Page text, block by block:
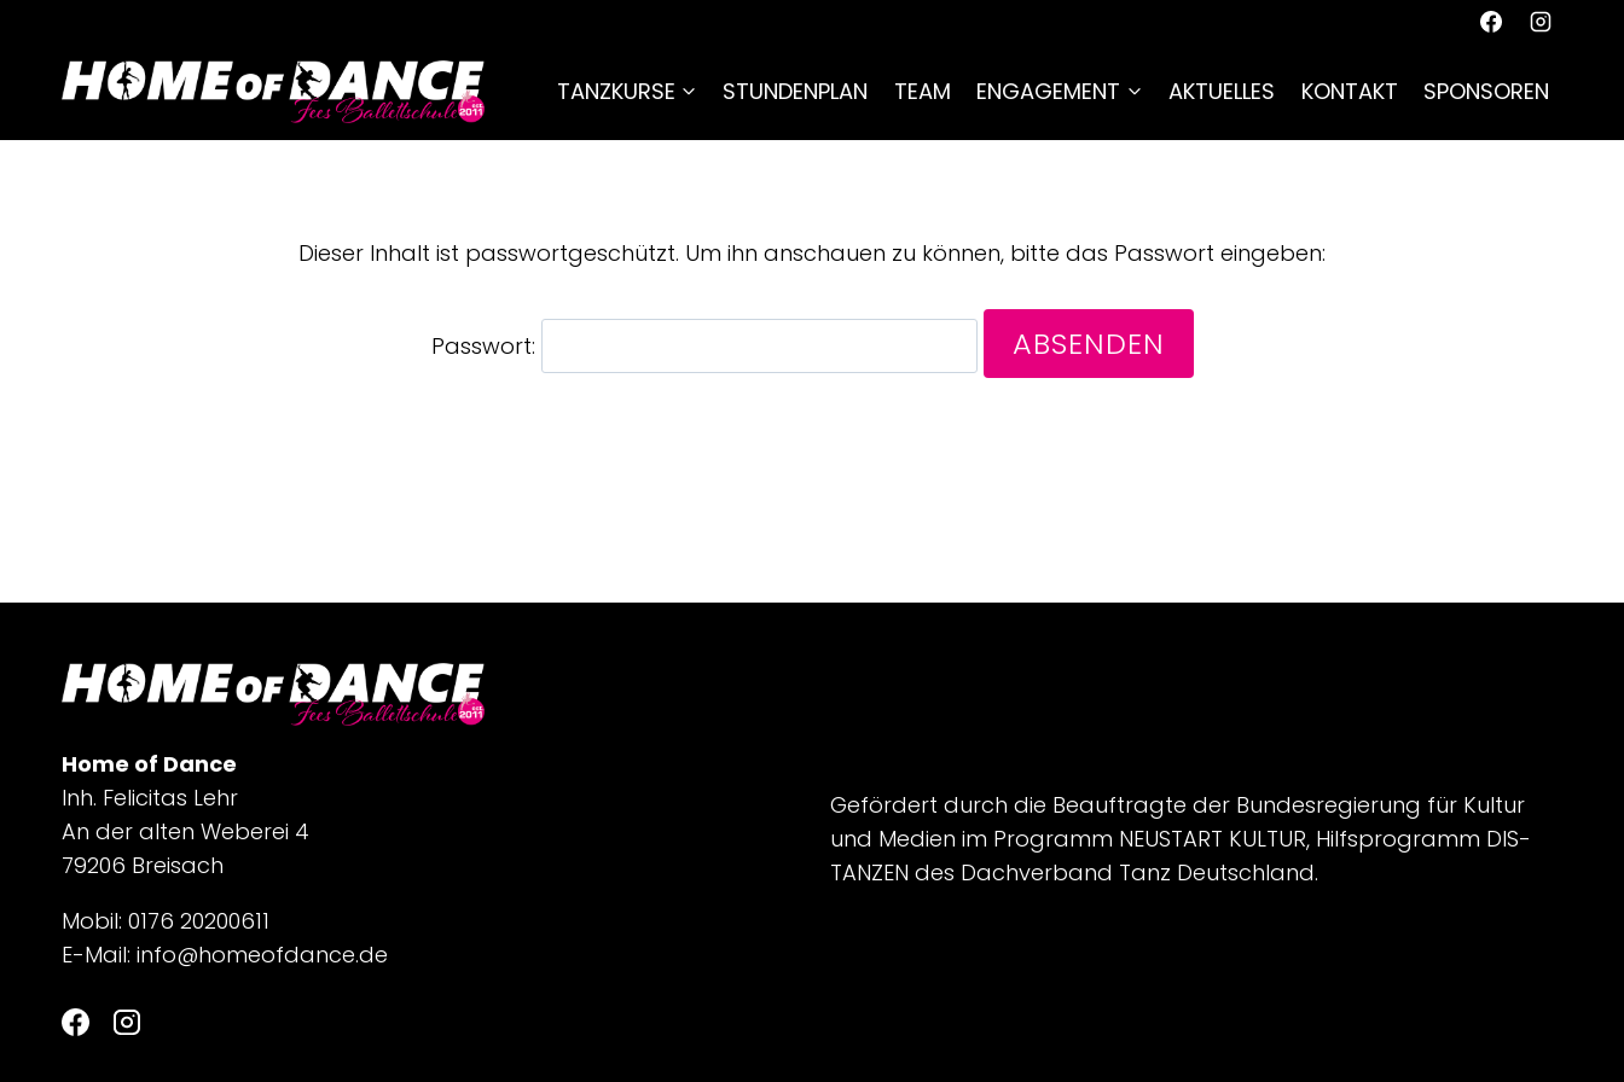
TANZKURSE STUNDENPLAN TEAM ENGAGEMENT AKTUELLES KONTAKT SPONSOREN
Dieser Inhalt ist passwortgeschützt. Um ihn anschauen zu können, bitte das Passwort eingeben:
Passwort:
Home of Dance
Inh. Felicitas Lehr
An der alten Weberei 4
79206 Breisach
Mobil: 0176 20200611
E-Mail: info@homeofdance.de
Gefördert durch die Beauftragte der Bundesregierung für Kultur
und Medien im Programm NEUSTART KULTUR, Hilfsprogramm DIS-
TANZEN des Dachverband Tanz Deutschland.